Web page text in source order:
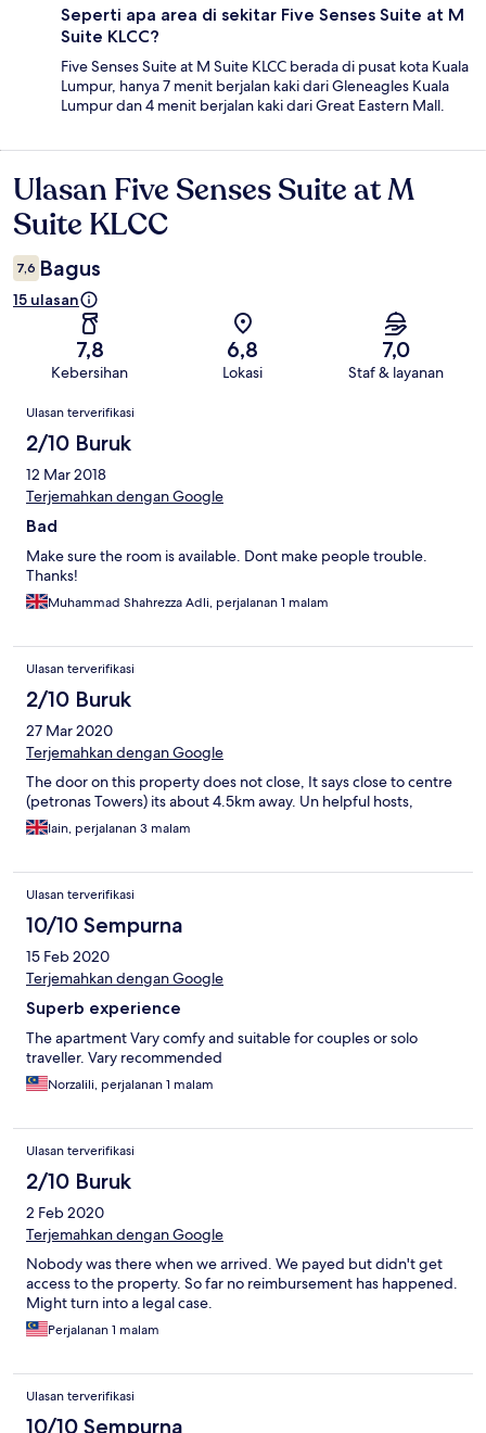
Seperti apa area di sekitar Five Senses Suite at M
Suite KLCC?
Five Senses Suite at M Suite KLCC berada di pusat kota Kuala
Lumpur, hanya 7 menit berjalan kaki dari Gleneagles Kuala
Lumpur dan 4 menit berjalan kaki dari Great Eastern Mall.
Ulasan
Ulasan Five Senses Suite at M
Suite KLCC
7,6 Bagus
15 ulasan
7,8
Kebersihan
6,8
Lokasi
7,0
Staf & layanan
Ulasan
Ulasan terverifikasi
2/10 Buruk
12 Mar 2018
Terjemahkan dengan Google
Bad
Make sure the room is available. Dont make people trouble.
Thanks!
Muhammad Shahrezza Adli, perjalanan 1 malam
Ulasan terverifikasi
2/10 Buruk
27 Mar 2020
Terjemahkan dengan Google
The door on this property does not close, It says close to centre
(petronas Towers) its about 4.5km away. Un helpful hosts,
Iain, perjalanan 3 malam
Ulasan terverifikasi
10/10 Sempurna
15 Feb 2020
Terjemahkan dengan Google
Superb experience
The apartment Vary comfy and suitable for couples or solo
traveller. Vary recommended
Norzalili, perjalanan 1 malam
Ulasan terverifikasi
2/10 Buruk
2 Feb 2020
Terjemahkan dengan Google
Nobody was there when we arrived. We payed but didn't get
access to the property. So far no reimbursement has happened.
Might turn into a legal case.
Perjalanan 1 malam
Ulasan terverifikasi
10/10 Sempurna